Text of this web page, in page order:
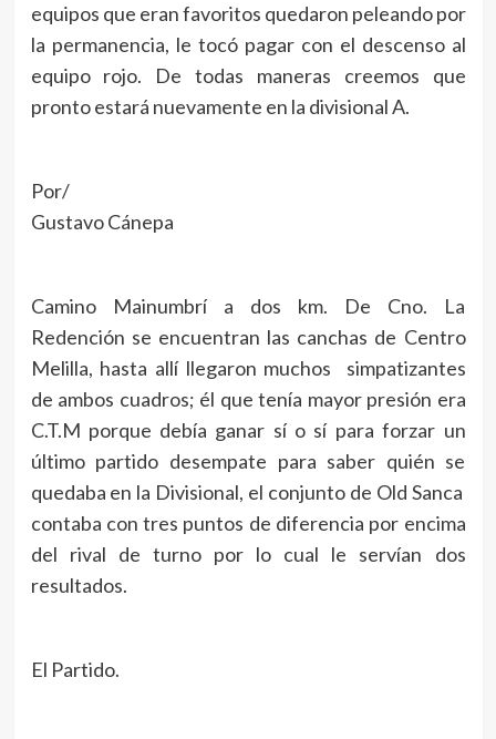
equipos que eran favoritos quedaron peleando por
la permanencia, le tocó pagar con el descenso al
equipo rojo. De todas maneras creemos que
pronto estará nuevamente en la divisional A.
Por/
Gustavo Cánepa
Camino Mainumbrí a dos km. De Cno. La
Redención se encuentran las canchas de Centro
Melilla, hasta allí llegaron muchos simpatizantes
de ambos cuadros; él que tenía mayor presión era
C.T.M porque debía ganar sí o sí para forzar un
último partido desempate para saber quién se
quedaba en la Divisional, el conjunto de Old Sanca
contaba con tres puntos de diferencia por encima
del rival de turno por lo cual le servían dos
resultados.
El Partido.